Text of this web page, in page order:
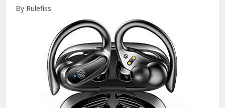
By Rulefiss